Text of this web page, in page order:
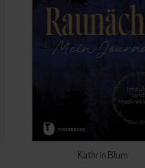
Kathrin Blum